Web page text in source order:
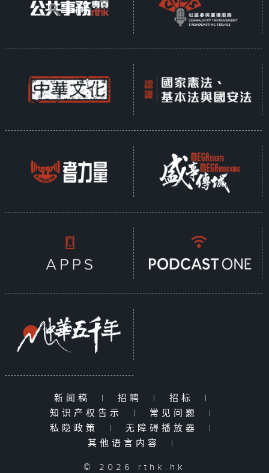
新闻稿 | 招聘 | 招标
|
知识产权告示
| 常见问题
|
私隐政策
| 无障碍播放器
|
其他语言内容
|
© 2026 rthk.hk